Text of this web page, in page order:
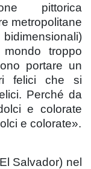
pittorica
metropolitane
troppo
portare un
felici che si
Perché da
e colorate
e colorate».
Salvador) nel